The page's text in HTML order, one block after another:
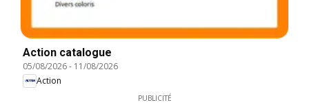
Action catalogue
05/08/2026- 11/08/2026
Action
PUBLICITÉ